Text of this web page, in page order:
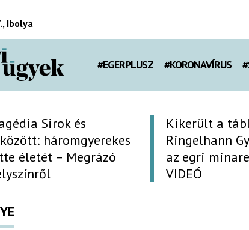
Ibolya
#EGERPLUSZ #KORONAVÍRUS
Sirok és
háromgyerekes
életét – Megrázó
Kikerült a
Ringelhann
az egri
VIDEÓ